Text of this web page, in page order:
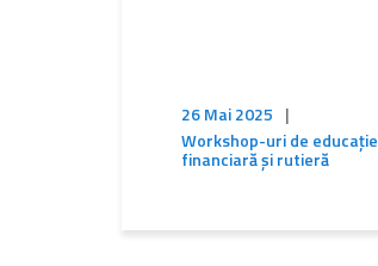
26 Mai 2025 |
Workshop-uri de educație
financiară și rutieră